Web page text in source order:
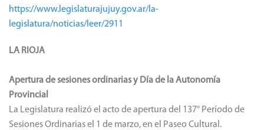
https://www.legislaturajujuy.gov.ar/la-
legislatura/noticias/leer/2911
LA RIOJA
Apertura de sesiones ordinarias y Día de la Autonomía
Provincial
La Legislatura realizó el acto de apertura del 137° Período de
Sesiones Ordinarias el 1 de marzo, en el Paseo Cultural.